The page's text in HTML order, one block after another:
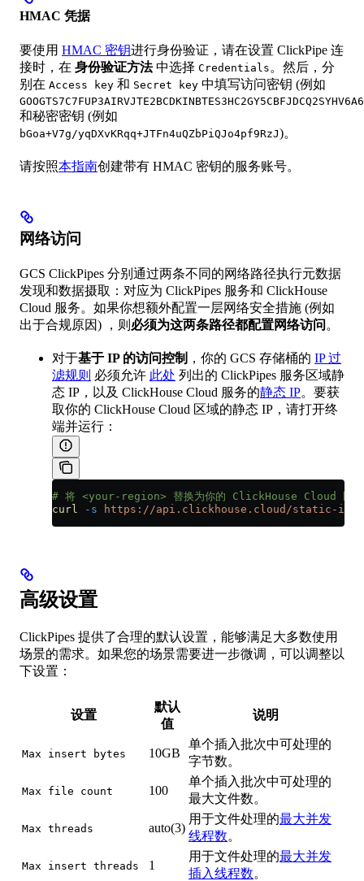
HMAC 凭据
要使用 HMAC 密钥进行身份验证，请在设置 ClickPipe 连
接时，在 身份验证方法中选择 Credentials 。然后，分
别在 Access key 和 Secret key 中填写访问密钥 (例如
和秘密密钥 (例如
bGoa+V7g/yqDXvKRqq+JTFn4uQZbPiQJo4pf9RzJ)。
请按照本指南创建带有 HMAC 密钥的服务账号。
网络访问
GCS ClickPipes 分别通过两条不同的网络路径执行元数据
发现和数据摄取：对应为 ClickPipes 服务和 ClickHouse
Cloud 服务。如果你想额外配置一层网络安全措施 (例如
出于合规原因) ，则 必须为这两条路径都配置网络访问 。
对于基于 IP 的访问控制 ，你的 GCS 存储桶的 IP 过
滤规则 必须允许 此处 列出的 ClickPipes 服务区域静
态 IP，以及 ClickHouse Cloud 服务的静态 IP。要获
取你的 ClickHouse Cloud 区域的静态 IP，请打开终
端并运行：
# 将 <your-region> 替换为你的 ClickHouse Cloud 区域
curl
-s https://api.clickhouse.cloud/static-
高级设置
ClickPipes 提供了合理的默认设置，能够满足大多数使用
场景的需求。如果您的场景需要进一步微调，可以调整以
下设置：
设置
默认
值
说明
Max insert bytes 10GB
单个插入批次中可处理的
字节数。
Max file count 100
单个插入批次中可处理的
最大文件数。
Max threads auto(3)
用于文件处理的最大并发
线程数。
Max insert threads 1
用于文件处理的最大并发
插入线程数。